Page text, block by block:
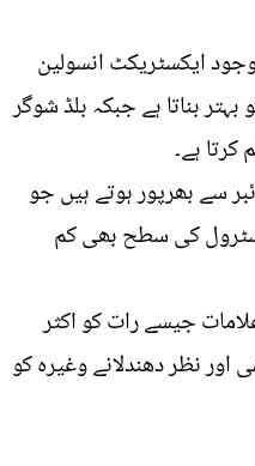
ایکسٹریکٹ انسولین
بناتا ہے جبکہ بلڈ شوگر
ہے۔
سے بھرپور ہوتے ہیں جو
کی سطح بھی کم
جیسے رات کو اکثر
اور نظر دھندلانے وغیرہ کو